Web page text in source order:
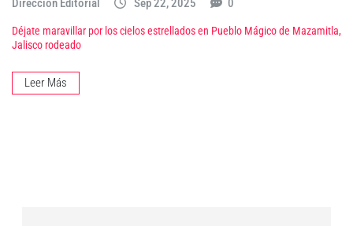
Dirección Editorial Sep 22, 2025 0
Déjate maravillar por los cielos estrellados en Pueblo Mágico de Mazamitla,
Jalisco rodeado
Leer Más